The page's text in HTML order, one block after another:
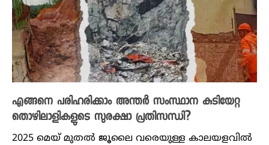
എങ്ങനെ പരിഹരിക്കാം അന്തർ സംസ്ഥാന കുടിയേറ്റ
തൊഴിലാളികളുടെ സുരക്ഷാ പ്രതിസന്ധി?
2025 മെയ് മുതൽ ജൂലൈ വരെയുള്ള കാലയളവിൽ